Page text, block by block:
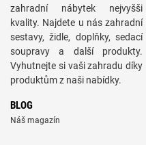
zahradní nábytek nejvyšši
kvality. Najdete u nás zahradní
sestavy, židle, doplňky, sedací
soupravy a další produkty.
Vyhutnejte si vaši zahradu díky
produktům z naši nabídky.
BLOG
Náš magazín